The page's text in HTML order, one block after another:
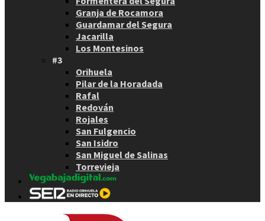
Granja de Rocamora
Guardamar del Segura
Jacarilla
Los Montesinos
#3
Orihuela
Pilar de la Horadada
Rafal
Redován
Rojales
San Fulgencio
San Isidro
San Miguel de Salinas
Torrevieja